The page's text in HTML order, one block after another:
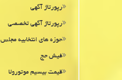
رپورتاژ آگهی
رپورتاژ آگهی تخصصی
حوزه های انتخابیه مجلس
فیش حج
قیمت بیسیم موتورولا